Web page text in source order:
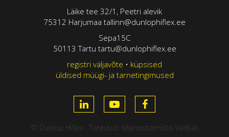
Läike tee 32/1, Peetri alevik
75312 Harjumaa tallinn@dunlophiflex.ee
Sepa15C
50113 Tartu tartu@dunlophiflex.ee
registri väljavõte • küpsised
üldised müügi- ja tarnetingimused
© Dunlop Hiflex · Toteutus: Mainostoimisto Värikäs